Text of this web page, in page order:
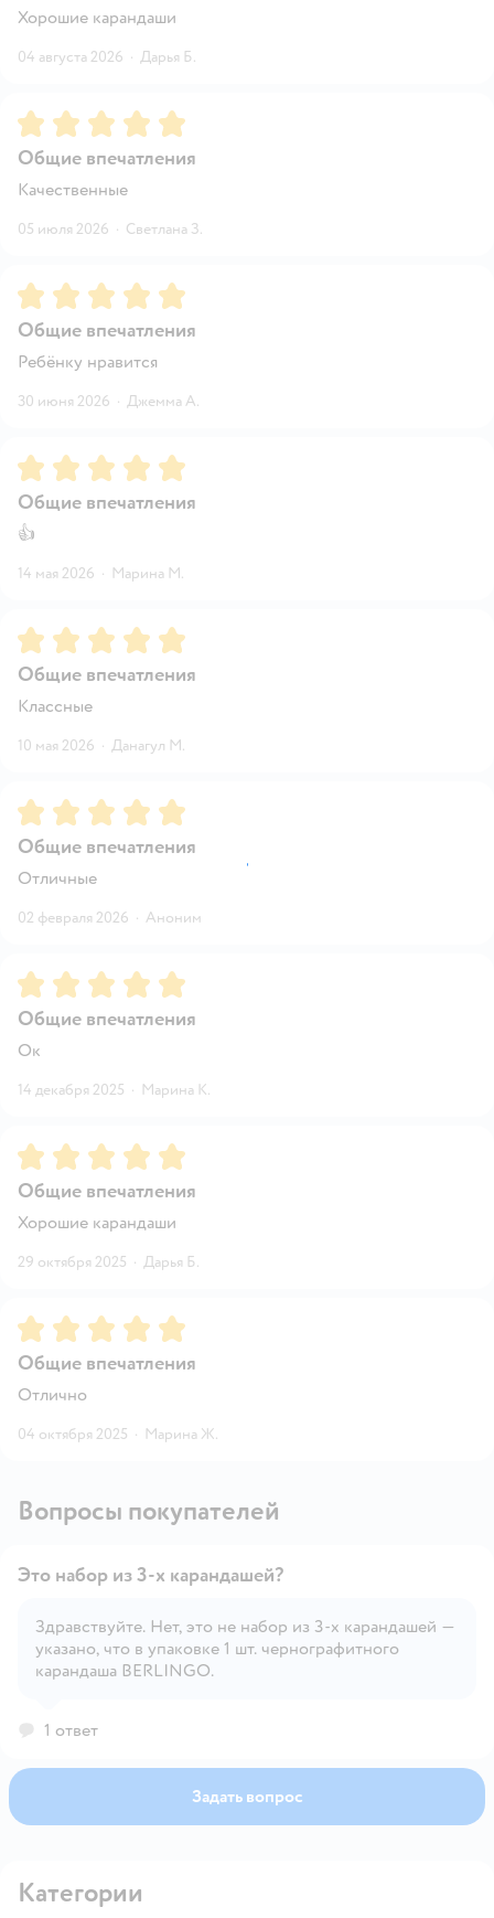
Хорошие карандаши
04 августа 2026 · Дарья Б.
Рейтинг:5
Общие впечатления
Качественные
05 июля 2026 · Светлана З.
Рейтинг:5
Общие впечатления
Ребёнку нравится
30 июня 2026 · Джемма А.
Рейтинг:5
Общие впечатления
👍
14 мая 2026 · Марина М.
Рейтинг:5
Общие впечатления
Классные
10 мая 2026 · Данагул М.
Рейтинг:5
Общие впечатления
Отличные
02 февраля 2026 · Аноним
Рейтинг:5
Общие впечатления
Ок
14 декабря 2025 · Марина К.
Рейтинг:5
Общие впечатления
Хорошие карандаши
29 октября 2025 · Дарья Б.
Рейтинг:5
Общие впечатления
Отлично
04 октября 2025 · Марина Ж.
Вопросы покупателей
Открыть вопрос
Это набор из 3-х карандашей?
Здравствуйте. Нет, это не набор из 3-х карандашей —
указано, что в упаковке 1 шт. чернографитного
карандаша BERLINGO.
1 ответ
Задать вопрос
Категории